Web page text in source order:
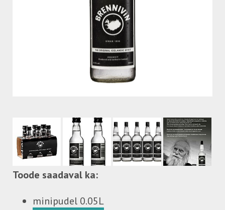
Toode saadaval ka:
minipudel 0.05L